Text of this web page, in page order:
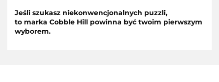
Jeśli szukasz niekonwencjonalnych puzzli,
to marka Cobble Hill powinna być twoim pierwszym
wyborem.